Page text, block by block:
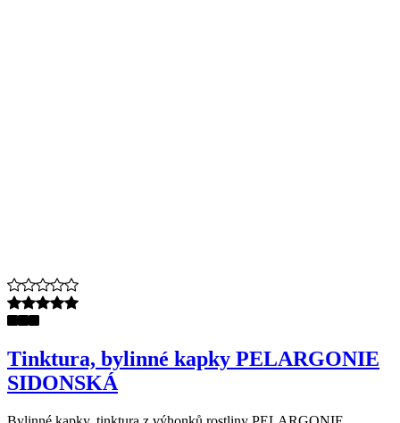
Tinktura, bylinné kapky PELARGONIE
SIDONSKÁ